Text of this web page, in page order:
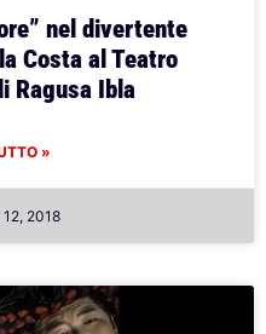
nel divertente
Costa al Teatro
Ragusa Ibla
»
2018